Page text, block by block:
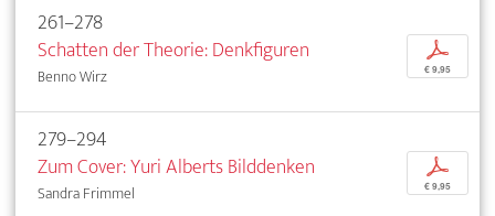
261–278
Schatten der Theorie: Denkfiguren
Benno Wirz
p
€ 9,95
279–294
Zum Cover: Yuri Alberts Bilddenken
Sandra Frimmel
p
€ 9,95